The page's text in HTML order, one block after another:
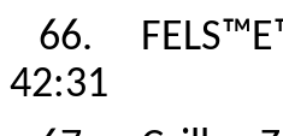
66.
42:31